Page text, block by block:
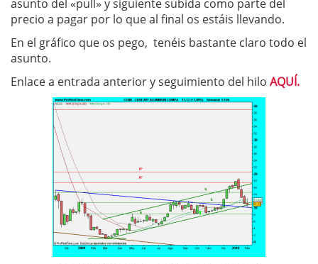
asunto del «pull» y siguiente subida como parte del
precio a pagar por lo que al final os estáis llevando.
En el gráfico que os pego, tenéis bastante claro todo el
asunto.
Enlace a entrada anterior y seguimiento del hilo AQUÍ.